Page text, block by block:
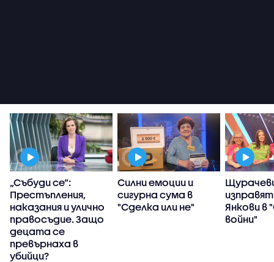
„Събуди се“:
Престъпления,
наказания и улично
правосъдие. Защо
децата се
превърнаха в
убийци?
Силни емоции и
сигурна сума в
"Сделка или не"
Янкови в
войни"